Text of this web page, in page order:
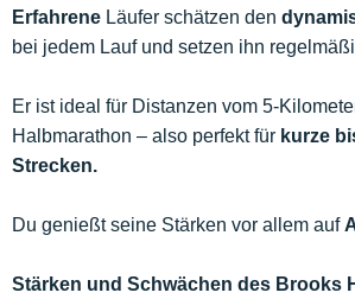
Erfahrene Läufer schätzen den
bei jedem Lauf und setzen ihn
Er ist ideal für Distanzen vom 5-
Halbmarathon – also perfekt für kurze
Strecken.
Du genießt seine Stärken vor allem auf
Stärken und Schwächen des Brooks